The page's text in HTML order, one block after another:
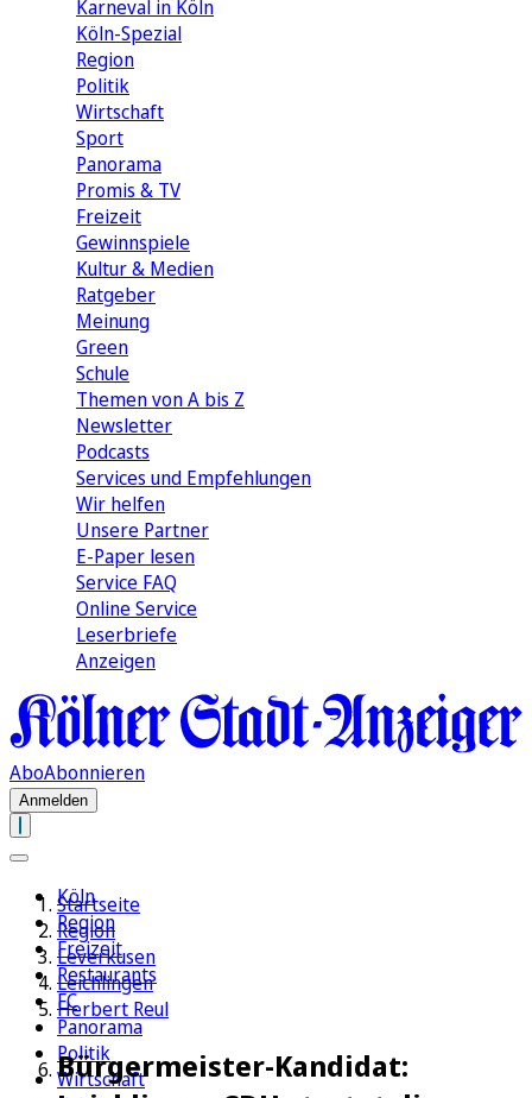
Karneval in Köln
Köln-Spezial
Region
Politik
Wirtschaft
Sport
Panorama
Promis & TV
Freizeit
Gewinnspiele
Kultur & Medien
Ratgeber
Meinung
Green
Schule
Themen von A bis Z
Newsletter
Podcasts
Services und Empfehlungen
Wir helfen
Unsere Partner
E-Paper lesen
Service FAQ
Online Service
Leserbriefe
Anzeigen
AboAbonnieren
Anmelden
Köln
Region
Freizeit
Restaurants
FC
Panorama
Politik
Wirtschaft
Startseite
Region
Leverkusen
Leichlingen
Herbert Reul
Bürgermeister-Kandidat: